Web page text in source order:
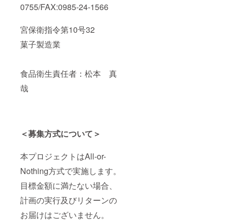
0755/FAX:0985-24-1566
宮保衛指令第10号32
菓子製造業
食品衛生責任者：松本 真
哉
＜募集方式について＞
本プロジェクトはAll-or-
Nothing方式で実施します。
目標金額に満たない場合、
計画の実行及びリターンの
お届けはございません。